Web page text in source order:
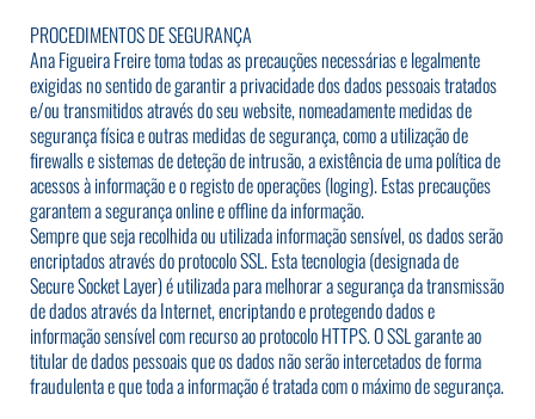
PROCEDIMENTOS DE SEGURANÇA
Ana Figueira Freire toma todas as precauções necessárias e legalmente
exigidas no sentido de garantir a privacidade dos dados pessoais tratados
e/ou transmitidos através do seu website, nomeadamente medidas de
segurança física e outras medidas de segurança, como a utilização de
firewalls e sistemas de deteção de intrusão, a existência de uma política de
acessos à informação e o registo de operações (loging). Estas precauções
garantem a segurança online e offline da informação.
Sempre que seja recolhida ou utilizada informação sensível, os dados serão
encriptados através do protocolo SSL. Esta tecnologia (designada de
Secure Socket Layer) é utilizada para melhorar a segurança da transmissão
de dados através da Internet, encriptando e protegendo dados e
informação sensível com recurso ao protocolo HTTPS. O SSL garante ao
titular de dados pessoais que os dados não serão intercetados de forma
fraudulenta e que toda a informação é tratada com o máximo de segurança.